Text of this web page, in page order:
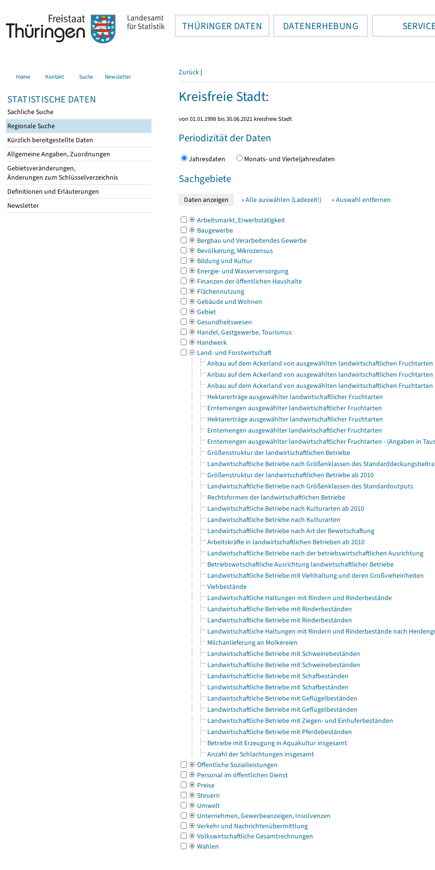
THÜRINGER DATEN DATENERHEBUNG
Home Kontakt Suche Newsletter
STATISTISCHE DATEN
Sachliche Suche
Regionale Suche
Kürzlich bereitgestellte Daten
Allgemeine Angaben, Zuordnungen
Gebietsveränderungen,
Änderungen zum Schlüsselverzeichnis
Definitionen und Erläuterungen
Newsletter
Zurück |
Kreisfreie Stadt:
von 01.01.1998 bis 30.06.2021 kreisfreie Stadt
Periodizität der Daten
Jahresdaten Monats- und Vierteljahresdaten
Sachgebiete
» Alle auswählen (Ladezeit!) » Auswahl entfernen
Arbeitsmarkt, Erwerbstätigkeit
Baugewerbe
Bergbau und Verarbeitendes Gewerbe
Bevölkerung, Mikrozensus
Bildung und Kultur
Energie- und Wasserversorgung
Finanzen der öffentlichen Haushalte
Flächennutzung
Gebäude und Wohnen
Gebiet
Gesundheitswesen
Handel, Gastgewerbe, Tourismus
Handwerk
Land- und Forstwirtschaft
Anbau auf dem Ackerland von ausgewählten landwirtschaftlichen Fruchtarten
Anbau auf dem Ackerland von ausgewählten landwirtschaftlichen Fruchtarten
Anbau auf dem Ackerland von ausgewählten landwirtschaftlichen Fruchtarten
Hektarerträge ausgewählter landwirtschaftlicher Fruchtarten
Erntemengen ausgewählter landwirtschaftlicher Fruchtarten
Hektarerträge ausgewählter landwirtschaftlicher Fruchtarten
Erntemengen ausgewählter landwirtschaftlicher Fruchtarten
Erntemengen ausgewählter landwirtschaftlicher Fruchtarten - (Angaben in
Größenstruktur der landwirtschaftlichen Betriebe
Landwirtschaftliche Betriebe nach Größenklassen des
Größenstruktur der landwirtschaftlichen Betriebe ab 2010
Landwirtschaftliche Betriebe nach Größenklassen des Standardoutputs
Rechtsformen der landwirtschaftlichen Betriebe
Landwirtschaftliche Betriebe nach Kulturarten ab 2010
Landwirtschaftliche Betriebe nach Kulturarten
Landwirtschaftliche Betriebe nach Art der Bewirtschaftung
Arbeitskräfte in landwirtschaftlichen Betrieben ab 2010
Landwirtschaftliche Betriebe nach der betriebswirtschaftlichen Ausrichtung
Betriebswirtschaftliche Ausrichtung landwirtschaftlicher Betriebe
Landwirtschaftliche Betriebe mit Viehhaltung und deren Großvieheinheiten
Viehbestände
Landwirtschaftliche Haltungen mit Rindern und Rinderbestände
Landwirtschaftliche Betriebe mit Rinderbeständen
Landwirtschaftliche Betriebe mit Rinderbeständen
Landwirtschaftliche Haltungen mit Rindern und Rinderbestände nach
Milchanlieferung an Molkereien
Landwirtschaftliche Betriebe mit Schweinebeständen
Landwirtschaftliche Betriebe mit Schweinebeständen
Landwirtschaftliche Betriebe mit Schafbeständen
Landwirtschaftliche Betriebe mit Schafbeständen
Landwirtschaftliche Betriebe mit Geflügelbeständen
Landwirtschaftliche Betriebe mit Geflügelbeständen
Landwirtschaftliche Betriebe mit Ziegen- und Einhuferbeständen
Landwirtschaftliche Betriebe mit Pferdebeständen
Betriebe mit Erzeugung in Aquakultur insgesamt
Anzahl der Schlachtungen insgesamt
Öffentliche Sozialleistungen
Personal im öffentlichen Dienst
Preise
Steuern
Umwelt
Unternehmen, Gewerbeanzeigen, Insolvenzen
Verkehr und Nachrichtenübermittlung
Volkswirtschaftliche Gesamtrechnungen
Wahlen